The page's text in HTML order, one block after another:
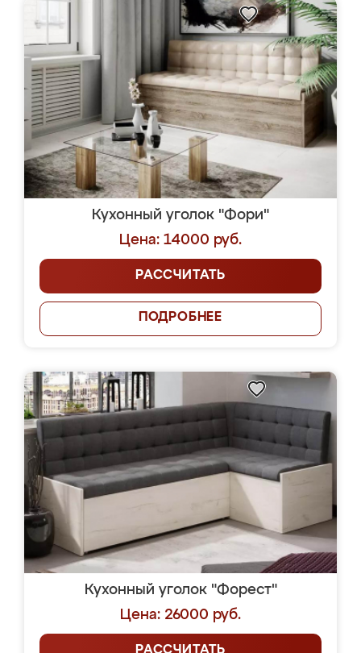
Кухонный уголок "Фори"
Цена: 14000 руб.
РАССЧИТАТЬ
ПОДРОБНЕЕ
Кухонный уголок "Форест"
Цена: 26000 руб.